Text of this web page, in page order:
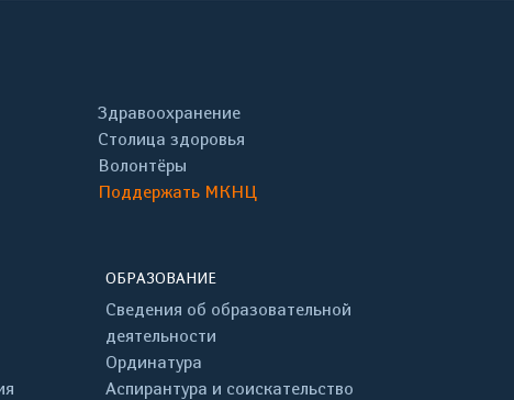
Здравоохранение
Столица здоровья
Волонтёры
Поддержать МКНЦ
ОБРАЗОВАНИЕ
Сведения об образовательной
деятельности
Ординатура
Аспирантура и соискательство